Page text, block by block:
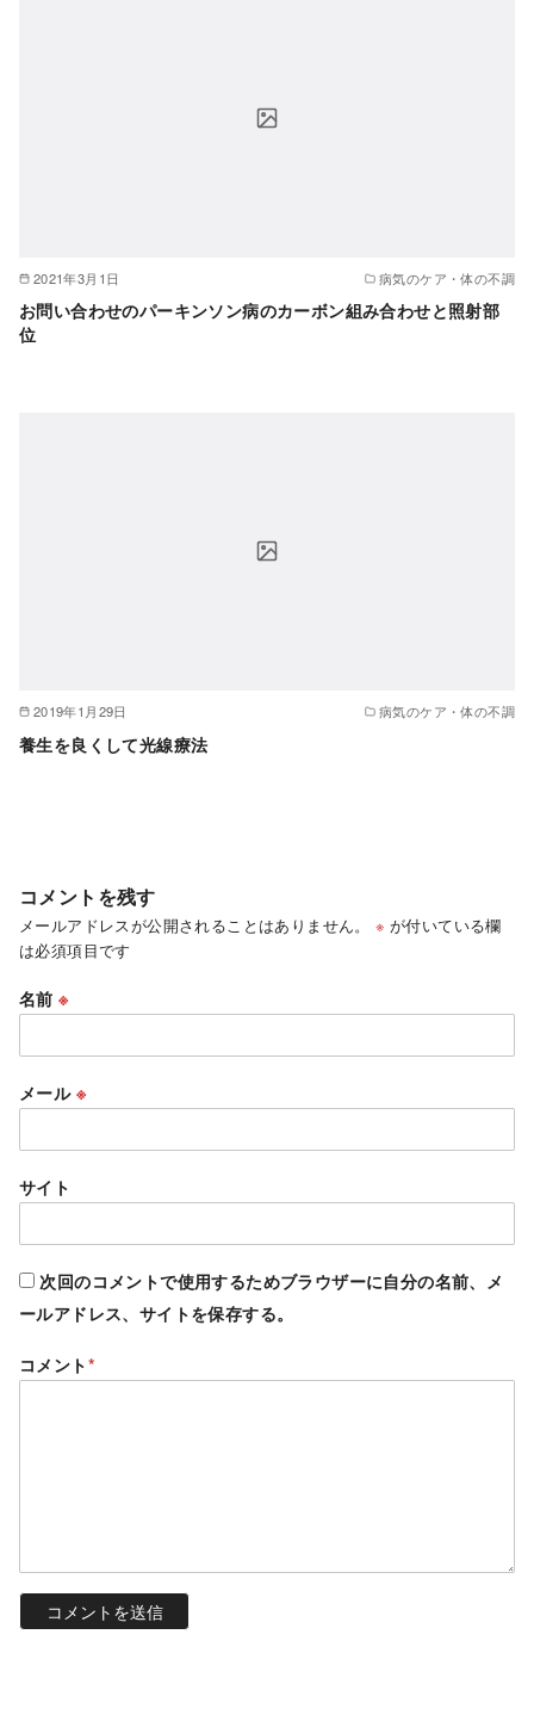
2021年3月1日 病気のケア・体の不調
お問い合わせのパーキンソン病のカーボン組み合わせと照射部
位
2019年1月29日 病気のケア・体の不調
養生を良くして光線療法
コメントを残す
メールアドレスが公開されることはありません。 ※ が付いている欄
は必須項目です
名前※
メール ※
サイト
次回のコメントで使用するためブラウザーに自分の名前、メ
ールアドレス、サイトを保存する。
コメント*